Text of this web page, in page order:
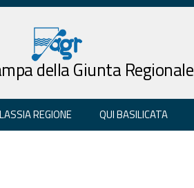
della Giunta Regionale
REGIONE QUI BASILICATA